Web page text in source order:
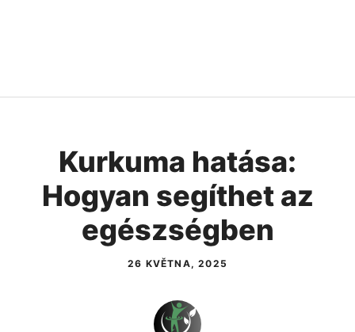
Kurkuma hatása:
Hogyan segíthet az
egészségben
26 KVĚTNA, 2025